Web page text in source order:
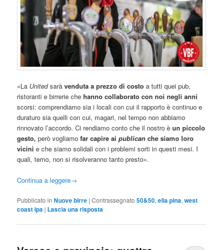
«La Unitedsaràvenduta a prezzo di costo a tutti quei pub,
ristoranti e birrerie chehanno collaborato con noi negli anni
scorsi: comprendiamo sia i locali con cui il rapporto è continuo e
duraturo sia quelli con cui, magari, nel tempo non abbiamo
rinnovato l’accordo. Ci rendiamo conto che il nostro èun piccolo
gesto, però vogliamofar capire aipublican che siamo loro
vicini e che siamo solidali con i problemi sorti in questi mesi. I
quali, temo, non si risolveranno tanto presto».
Continua a leggere→
Pubblicato in Nuove birre |Contrassegnato 50&50,elia pina,west
coast ipa | Lascia una risposta